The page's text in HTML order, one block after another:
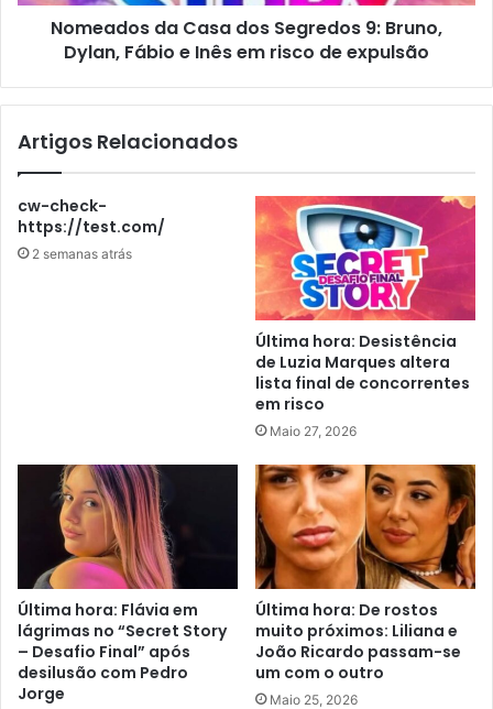
Nomeados da Casa dos Segredos 9: Bruno,
Dylan, Fábio e Inês em risco de expulsão
Artigos Relacionados
cw-check-
https://test.com/
2 semanas atrás
Última hora: Desistência
de Luzia Marques altera
lista final de concorrentes
em risco
Maio 27, 2026
Última hora: Flávia em
lágrimas no “Secret Story
– Desafio Final” após
desilusão com Pedro
Jorge
Última hora: De rostos
muito próximos: Liliana e
João Ricardo passam-se
um com o outro
Maio 25, 2026